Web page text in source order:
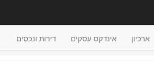
ארכיון אינדקס עסקים דירות ונכסים